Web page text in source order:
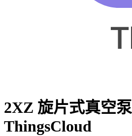
2XZ 旋片式真空泵
ThingsCloud